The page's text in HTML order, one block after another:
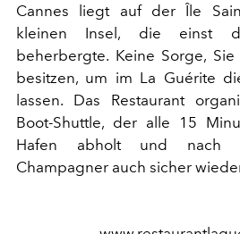
Cannes liegt auf der Île
kleinen Insel, die einst
beherbergte. Keine Sorge,
besitzen, um im La Guérite
lassen. Das Restaurant
Boot-Shuttle, der alle 15
Hafen abholt und nach
Champagner auch sicher